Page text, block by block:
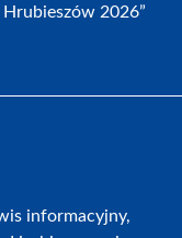
2026”
informacyjny,